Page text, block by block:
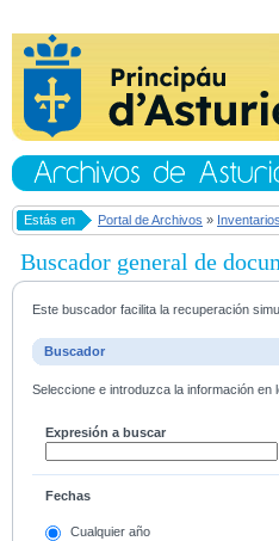
Estás en Portal de Archivos »
Buscador general de
Este buscador facilita la recuperación
Buscador
Seleccione e introduzca la información en
Expresión a buscar
Fechas
Cualquier año